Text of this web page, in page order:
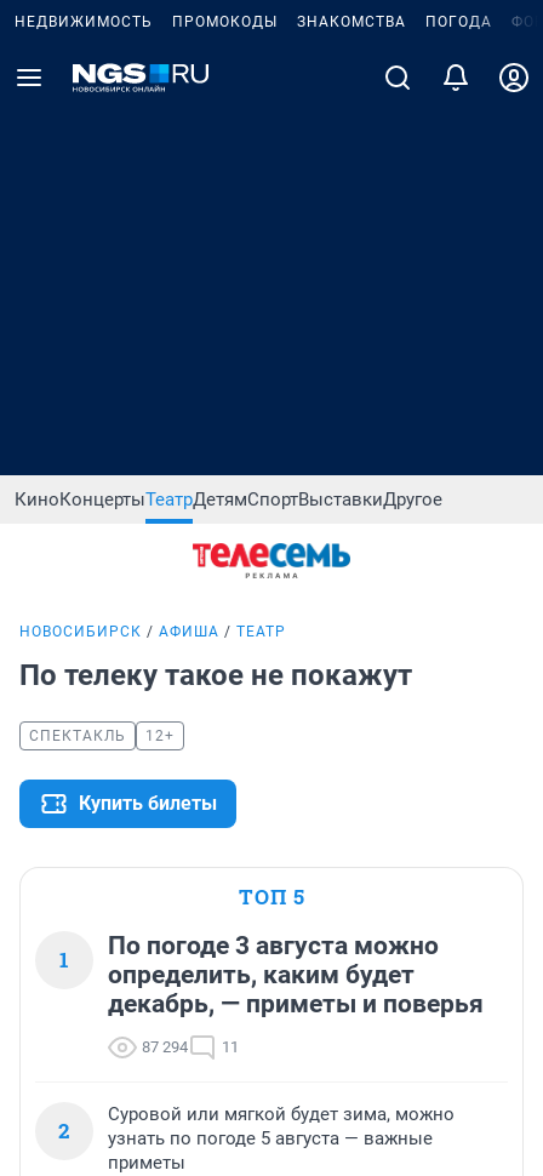
НЕДВИЖИМОСТЬ ПРОМОКОДЫ ЗНАКОМСТВА ПОГОДА
КиноКонцертыТеатрДетямСпортВыставкиДругое
НОВОСИБИРСК АФИША ТЕАТР
По телеку такое не покажут
СПЕКТАКЛЬ 12+
Купить билеты
ТОП 5
1
По погоде 3 августа можно
определить, каким будет
декабрь, — приметы и поверья
87 294 11
2
Суровой или мягкой будет зима, можно
узнать по погоде 5 августа — важные
приметы